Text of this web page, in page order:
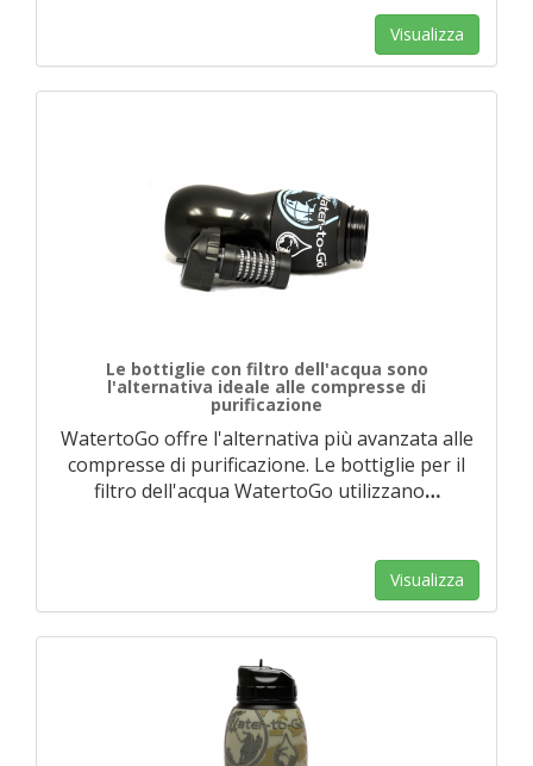
Visualizza
Le bottiglie con filtro dell'acqua sono
l'alternativa ideale alle compresse di
purificazione
WatertoGo offre l'alternativa più avanzata alle
compresse di purificazione. Le bottiglie per il
filtro dell'acqua WatertoGo utilizzano…
Visualizza